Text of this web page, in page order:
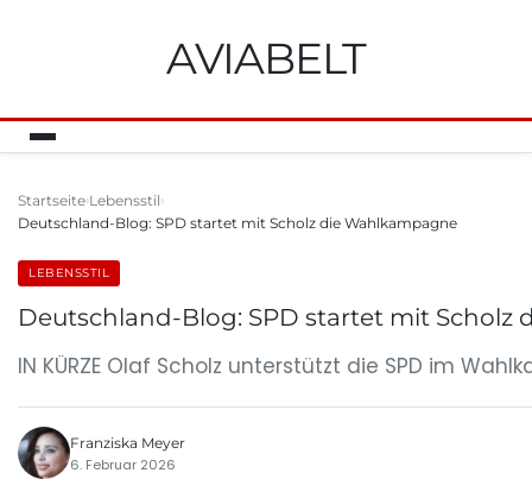
AVIABELT
Startseite Lebensstil
Deutschland-Blog: SPD startet mit Scholz die Wahlkampagne
LEBENSSTIL
Deutschland-Blog: SPD startet mit Scholz
IN KÜRZE Olaf Scholz unterstützt die SPD im
Franziska Meyer
6. Februar 2026